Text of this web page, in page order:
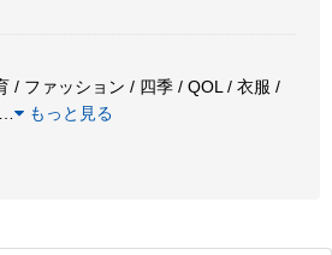
/ ファッション / 四季 / QOL / 衣服 /
もっと見る